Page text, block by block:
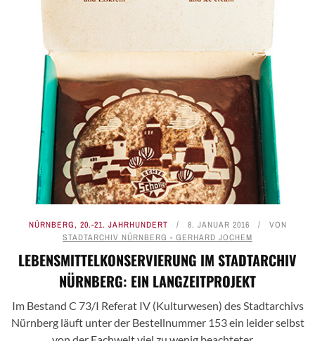
NÜRNBERG, 20.-21. JAHRHUNDERT 8. JANUAR 2016
VON
STADTARCHIV NÜRNBERG - GERHARD JOCHEM
LEBENSMITTELKONSERVIERUNG IM STADTARCHIV
NÜRNBERG: EIN LANGZEITPROJEKT
Im Bestand C 73/I Referat IV (Kulturwesen) des Stadtarchivs
Nürnberg läuft unter der Bestellnummer 153 ein leider selbst